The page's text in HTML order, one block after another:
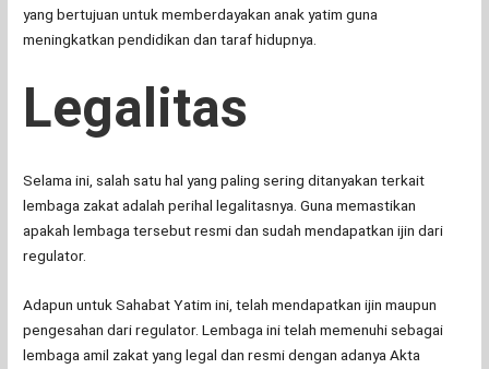
yang bertujuan untuk memberdayakan anak yatim guna
meningkatkan pendidikan dan taraf hidupnya.
Legalitas
Selama ini, salah satu hal yang paling sering ditanyakan terkait
lembaga zakat adalah perihal legalitasnya. Guna memastikan
apakah lembaga tersebut resmi dan sudah mendapatkan ijin dari
regulator.
Adapun untuk Sahabat Yatim ini, telah mendapatkan ijin maupun
pengesahan dari regulator. Lembaga ini telah memenuhi sebagai
lembaga amil zakat yang legal dan resmi dengan adanya Akta